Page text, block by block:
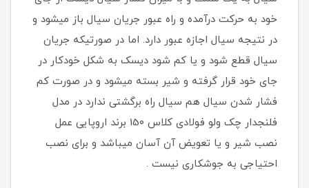
خود به حرکت درآمده و راه عبور جریان سیال باز میشود و
در نتیجه سیال اجازه عبور دارد. اما در صورتیکه جریان
سیال قطع شود و یا کم شود دیسک به شکل خودکار در
جای خود قرار گرفته و شیر بسته میشود و در صورت کم
فشار شدن سیال هم سیال راه برگشتی ندارد در مدل
فلنجدار چک ولو فولادی کلاس 150 برند اروپایی عمل
نصب شیر و یا تعویض آن آسان میباشد و برای نصب
احتیاجی به جوشکاری نیست .